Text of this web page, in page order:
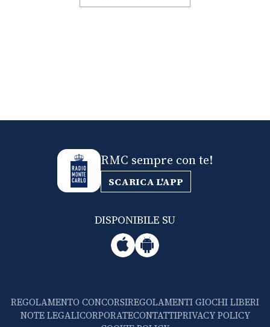
RMC sempre con te!
SCARICA L'APP
DISPONIBILE SU
REGOLAMENTO CONCORSIREGOLAMENTI GIOCHI LIBERI
NOTE LEGALICORPORATECONTATTIPRIVACY POLICY